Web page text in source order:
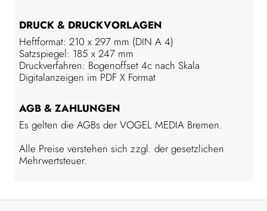
DRUCK & DRUCKVORLAGEN
Heftformat: 210 x 297 mm (DIN A 4)
Satzspiegel: 185 x 247 mm
Druckverfahren: Bogenoffset 4c nach Skala
Digitalanzeigen im PDF X Format
AGB & ZAHLUNGEN
Es gelten die AGBs der VOGEL MEDIA Bremen.
Alle Preise verstehen sich zzgl. der gesetzlichen
Mehrwertsteuer.